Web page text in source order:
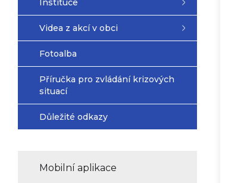
Instituce
Videa z akcí v obci
Fotoalba
Příručka pro zvládání krizových
situací
Důležité odkazy
Mobilní aplikace